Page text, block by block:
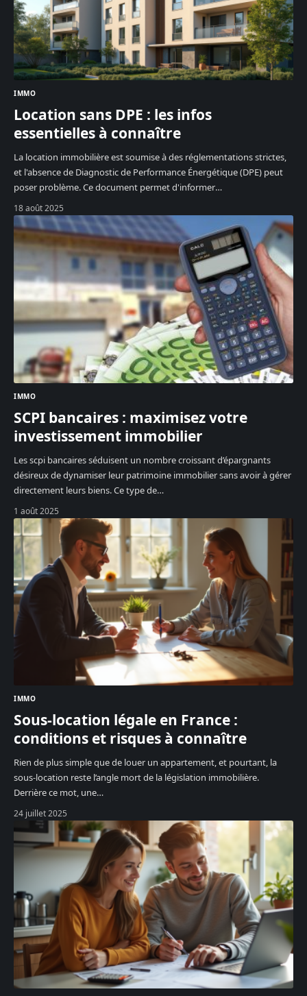
IMMO
Location sans DPE : les infos
essentielles à connaître
La location immobilière est soumise à des réglementations strictes,
et l'absence de Diagnostic de Performance Énergétique (DPE) peut
poser problème. Ce document permet d'informer…
18 août 2025
IMMO
SCPI bancaires : maximisez votre
investissement immobilier
Les scpi bancaires séduisent un nombre croissant d’épargnants
désireux de dynamiser leur patrimoine immobilier sans avoir à gérer
directement leurs biens. Ce type de…
1 août 2025
IMMO
Sous-location légale en France :
conditions et risques à connaître
Rien de plus simple que de louer un appartement, et pourtant, la
sous-location reste l’angle mort de la législation immobilière.
Derrière ce mot, une…
24 juillet 2025